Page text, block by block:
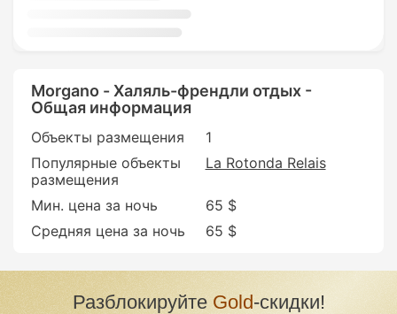
Morgano - Халяль-френдли отдых -
Общая информация
Объекты размещения
1
Популярные объекты
размещения
La Rotonda Relais
Мин. цена за ночь
65 $
Средняя цена за ночь
65 $
Разблокируйте Gold-скидки!